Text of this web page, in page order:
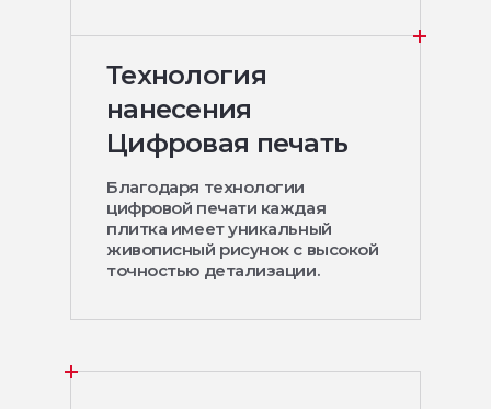
Технология
нанесения
Цифровая печать
Благодаря технологии
цифровой печати каждая
плитка имеет уникальный
живописный рисунок с высокой
точностью детализации.